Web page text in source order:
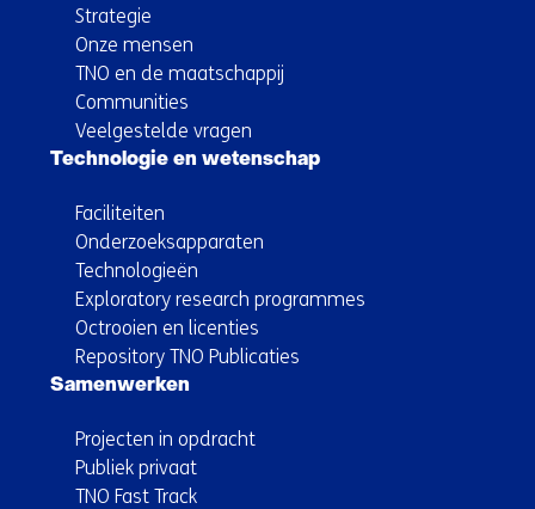
Strategie
Onze mensen
TNO en de maatschappij
Communities
Veelgestelde vragen
Technologie en wetenschap
Faciliteiten
Onderzoeksapparaten
Technologieën
Exploratory research programmes
Octrooien en licenties
Repository TNO Publicaties
Samenwerken
Projecten in opdracht
Publiek privaat
TNO Fast Track